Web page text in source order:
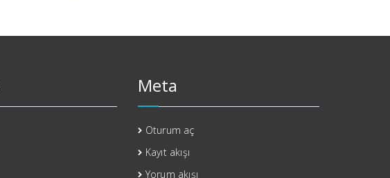
Meta
Oturum aç
Kayıt akışı
Yorum akışı